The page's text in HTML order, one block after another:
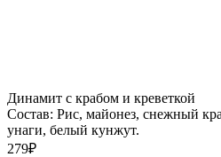
Динамит с крабом и креветкой
Состав: Рис, майонез, снежный
унаги, белый кунжут.
279₽